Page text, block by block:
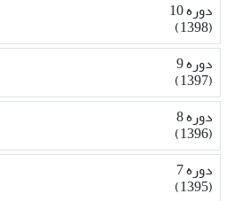
دوره 10
(1398)
دوره 9
(1397)
دوره 8
(1396)
دوره 7
(1395)